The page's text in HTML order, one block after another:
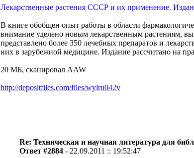
Лекарственные растения СССР и их применение.
В книге обобщен опыт работы в области
внимание уделено новым лекарственным растениям,
представлено более 350 лечебных препаратов и
них в зарубежной медицине. Издание рассчитано на
20 МБ, сканировал AAW
http://depositfiles.com/files/wylru042v
Re: Техническая и научная литература для
Ответ #2884 - 22.09.2011 :: 19:52:47